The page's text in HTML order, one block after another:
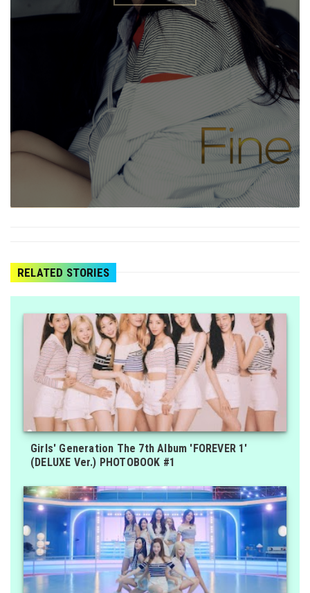
RELATED STORIES
Girls' Generation The 7th Album 'FOREVER 1'
(DELUXE Ver.) PHOTOBOOK #1